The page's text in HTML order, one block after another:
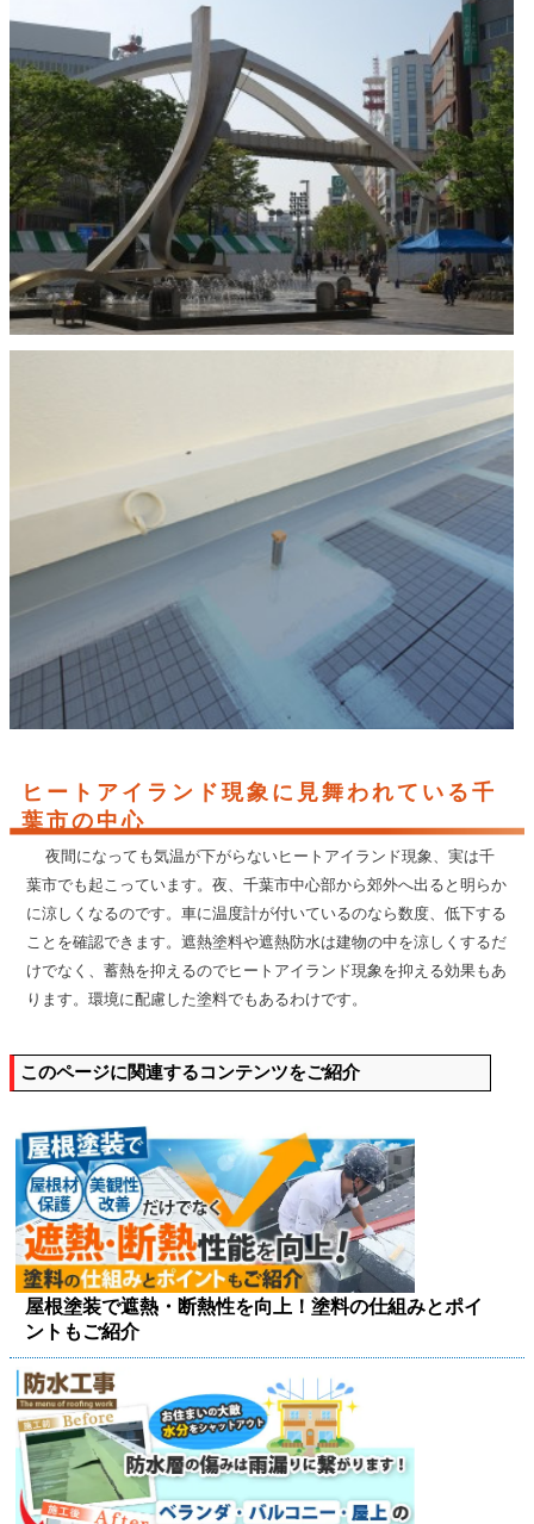
ヒートアイランド現象に見舞われている千
葉市の中心
夜間になっても気温が下がらないヒートアイランド現象、実は千
葉市でも起こっています。夜、千葉市中心部から郊外へ出ると明らか
に涼しくなるのです。車に温度計が付いているのなら数度、低下する
ことを確認できます。遮熱塗料や遮熱防水は建物の中を涼しくするだ
けでなく、蓄熱を抑えるのでヒートアイランド現象を抑える効果もあ
ります。環境に配慮した塗料でもあるわけです。
このページに関連するコンテンツをご紹介
屋根塗装で遮熱・断熱性を向上！塗料の仕組みとポイ
ントもご紹介